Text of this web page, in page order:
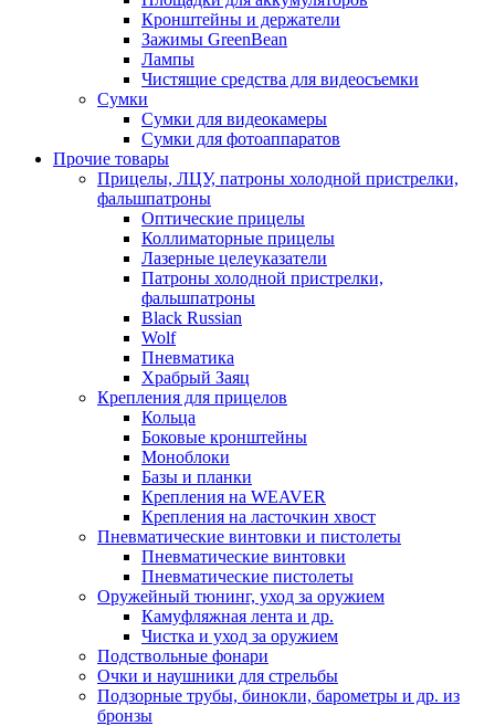
Кронштейны и держатели
Зажимы GreenBean
Лампы
Чистящие средства для видеосъемки
Сумки
Сумки для видеокамеры
Сумки для фотоаппаратов
Прочие товары
Прицелы, ЛЦУ, патроны холодной пристрелки,
фальшпатроны
Оптические прицелы
Коллиматорные прицелы
Лазерные целеуказатели
Патроны холодной пристрелки,
фальшпатроны
Black Russian
Wolf
Пневматика
Храбрый Заяц
Крепления для прицелов
Кольца
Боковые кронштейны
Моноблоки
Базы и планки
Крепления на WEAVER
Крепления на ласточкин хвост
Пневматические винтовки и пистолеты
Пневматические винтовки
Пневматические пистолеты
Оружейный тюнинг, уход за оружием
Камуфляжная лента и др.
Чистка и уход за оружием
Подствольные фонари
Очки и наушники для стрельбы
Подзорные трубы, бинокли, барометры и др. из
бронзы